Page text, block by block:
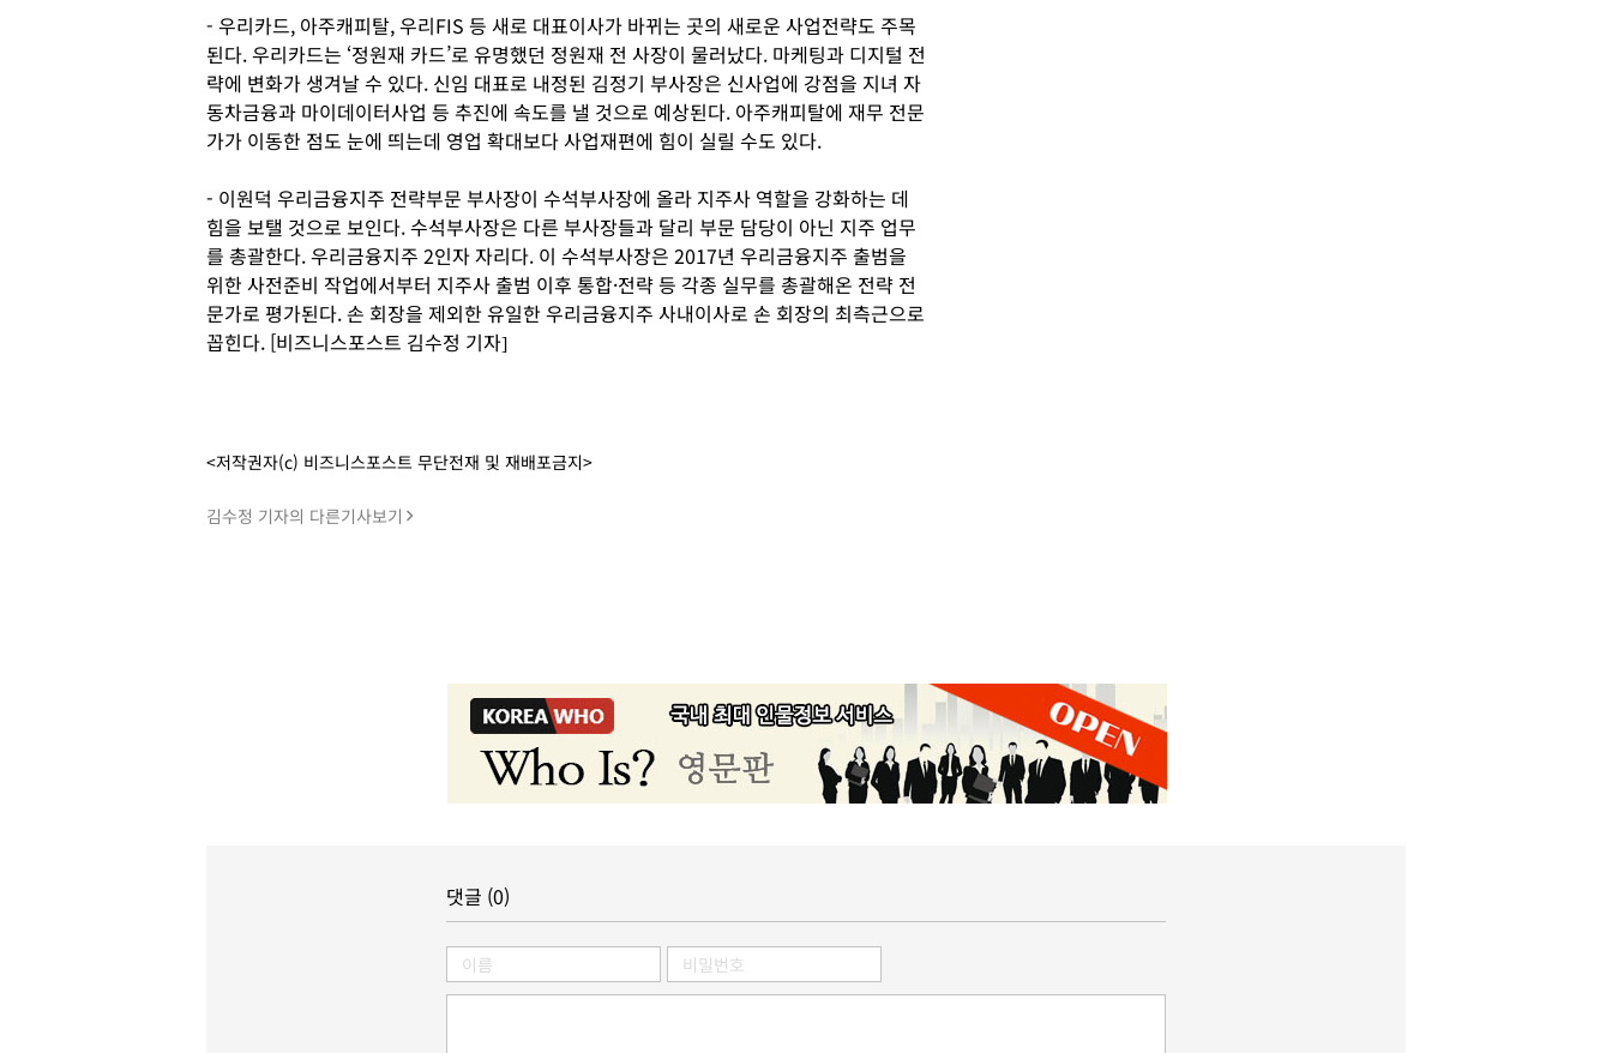
- 우리카드, 아주캐피탈, 우리FIS 등 새로 대표이사가 바뀌는 곳의 새로운 사업전략도 주목
된다. 우리카드는 ‘정원재 카드’로 유명했던 정원재 전 사장이 물러났다. 마케팅과 디지털 전
략에 변화가 생겨날 수 있다. 신임 대표로 내정된 김정기 부사장은 신사업에 강점을 지녀 자
동차금융과 마이데이터사업 등 추진에 속도를 낼 것으로 예상된다. 아주캐피탈에 재무 전문
가가 이동한 점도 눈에 띄는데 영업 확대보다 사업재편에 힘이 실릴 수도 있다.
- 이원덕 우리금융지주 전략부문 부사장이 수석부사장에 올라 지주사 역할을 강화하는 데
힘을 보탤 것으로 보인다. 수석부사장은 다른 부사장들과 달리 부문 담당이 아닌 지주 업무
를 총괄한다. 우리금융지주 2인자 자리다. 이 수석부사장은 2017년 우리금융지주 출범을
위한 사전준비 작업에서부터 지주사 출범 이후 통합·전략 등 각종 실무를 총괄해온 전략 전
문가로 평가된다. 손 회장을 제외한 유일한 우리금융지주 사내이사로 손 회장의 최측근으로
꼽힌다. [비즈니스포스트 김수정 기자]
<저작권자(c) 비즈니스포스트 무단전재 및 재배포금지>
김수정 기자의 다른기사보기
댓글 (0)